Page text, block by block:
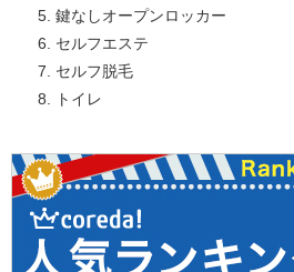
鍵なしオープンロッカー
セルフエステ
セルフ脱毛
トイレ